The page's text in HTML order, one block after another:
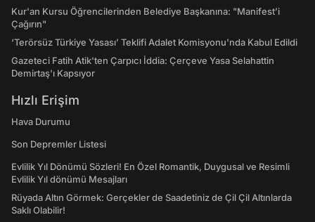
Kur'an Kursu Öğrencilerinden Belediye Başkanına: "Manifest’i
Çağırın"
‘Terörsüz Türkiye Yasası’ Teklifi Adalet Komisyonu'nda Kabul Edildi
Gazeteci Fatih Atik'ten Çarpıcı İddia: Çerçeve Yasa Selahattin
Demirtaş'ı Kapsıyor
Hızlı Erişim
Hava Durumu
Son Depremler Listesi
Evlilik Yıl Dönümü Sözleri! En Özel Romantik, Duygusal ve Resimli
Evlilik Yıl dönümü Mesajları
Rüyada Altın Görmek: Gerçekler de Saadetiniz de Çil Çil Altınlarda
Saklı Olabilir!